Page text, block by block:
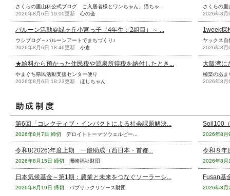
さくらの里山科公式ブログ ご入居者様とワンちゃん、猫ちゃ...
2026年8月6日 19:00更新
心の会
さくらの
2026年8月
バルーン活動＠緑ヶ丘小宮っ子（4年生：2組目）～ ...
ウシブログ～バルーンアートでまちづくり♪
2026年8月6日 18:46更新
小倉
1week探
ヤックス
2026年8月
★給料から預かった住民税や源泉所得税を納付したとき...
やまぐち県民活動支援センター便り
2026年8月6日 18:23更新
ほしちゃん
大阪湾に
極楽のあま
2026年8月
第6回「コレクティブ・インパクトによる社会課題解決...
2026年8月7日 締切 デロイトトーマツウェルビー...
Soil100
2026年8月
令和8(2026)年度上期 一般助成（西日本・首都...
2026年8月15日 締切 洲崎福祉財団
令和８年
2026年8月
日本気候基金～第1期：農業と未来をつなぐソーラーシ...
2026年8月19日 締切 パブリックリソース財団
Fusan基
2026年8月